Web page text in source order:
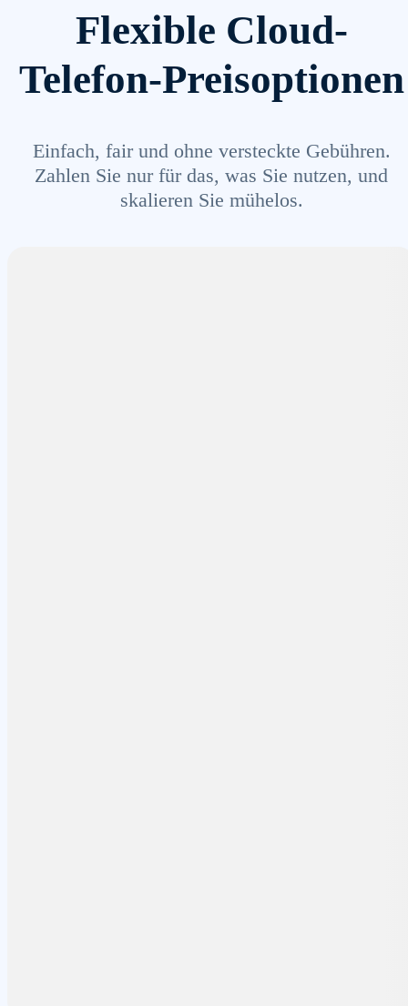
Flexible Cloud-
Telefon-Preisoptionen
Einfach, fair und ohne versteckte Gebühren.
Zahlen Sie nur für das, was Sie nutzen, und
skalieren Sie mühelos.